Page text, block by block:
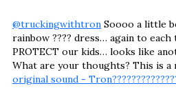
@truckingwithtron Soooo a little
rainbow ???? dress… again to
PROTECT our kids… looks like
What are your thoughts? This is a
original sound -